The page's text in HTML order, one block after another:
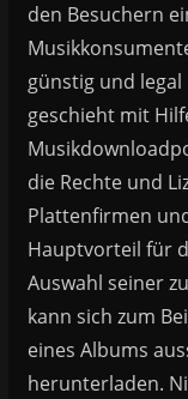
den Besuchern
günstig und
geschieht mit
die Rechte und
Plattenfirmen
Hauptvorteil für
Auswahl seiner
kann sich zum
eines Albums
herunterladen.